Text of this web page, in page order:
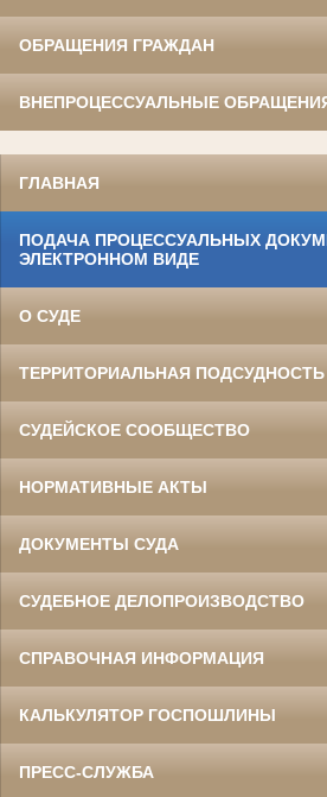
ОБРАЩЕНИЯ ГРАЖДАН
ВНЕПРОЦЕССУАЛЬНЫЕ
ГЛАВНАЯ
ПОДАЧА ПРОЦЕССУАЛЬНЫХ
ЭЛЕКТРОННОМ ВИДЕ
О СУДЕ
ТЕРРИТОРИАЛЬНАЯ ПОДСУДНОСТЬ
СУДЕЙСКОЕ СООБЩЕСТВО
НОРМАТИВНЫЕ АКТЫ
ДОКУМЕНТЫ СУДА
СУДЕБНОЕ ДЕЛОПРОИЗВОДСТВО
СПРАВОЧНАЯ ИНФОРМАЦИЯ
КАЛЬКУЛЯТОР ГОСПОШЛИНЫ
ПРЕСС-СЛУЖБА